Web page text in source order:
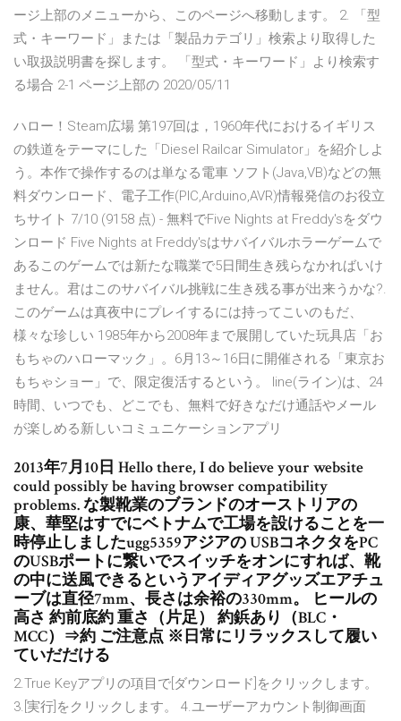
ージ上部のメニューから、このページへ移動します。 2. 「型
式・キーワード」または「製品カテゴリ」検索より取得した
い取扱説明書を探します。 「型式・キーワード」より検索す
る場合 2-1 ページ上部の 2020/05/11
ハロー！Steam広場 第197回は，1960年代におけるイギリス
の鉄道をテーマにした「Diesel Railcar Simulator」を紹介しよ
う。本作で操作するのは単なる電車 ソフト(Java,VB)などの無
料ダウンロード、電子工作(PIC,Arduino,AVR)情報発信のお役立
ちサイト 7/10 (9158 点) - 無料でFive Nights at Freddy'sをダウ
ンロード Five Nights at Freddy'sはサバイバルホラーゲームで
あるこのゲームでは新たな職業で5日間生き残らなかればいけ
ません。君はこのサバイバル挑戦に生き残る事が出来うかな?.
このゲームは真夜中にプレイするには持ってこいのもだ、
様々な珍しい 1985年から2008年まで展開していた玩具店「お
もちゃのハローマック」。6月13～16日に開催される「東京お
もちゃショー」で、限定復活するという。 line(ライン)は、24
時間、いつでも、どこでも、無料で好きなだけ通話やメール
が楽しめる新しいコミュニケーションアプリ
2013年7月10日 Hello there, I do believe your website
could possibly be having browser compatibility
problems. な製靴業のブランドのオーストリアの
康、華堅はすでにベトナムで工場を設けることを一
時停止しましたugg5359アジアの USBコネクタをPC
のUSBポートに繋いでスイッチをオンにすれば、靴
の中に送風できるというアイディアグッズエアチュ
ーブは直径7mm、長さは余裕の330mm。 ヒールの
高さ 約前底約 重さ（片足） 約鋲あり（BLC・
MCC）⇒約 ご注意点 ※日常にリラックスして履い
ていだだける
2.True Keyアプリの項目で[ダウンロード]をクリックします。
3.[実行]をクリックします。 4.ユーザーアカウント制御画面